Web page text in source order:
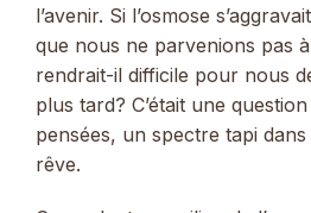
l’avenir. Si l’osmose
que nous ne parvenions pas
rendrait-il difficile pour nous
plus tard? C’était une
pensées, un spectre tapi
rêve.